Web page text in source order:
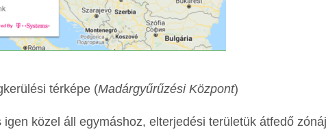
térképe (Madárgyűrűzési Központ)
közel áll egymáshoz, elterjedési területük átfedő